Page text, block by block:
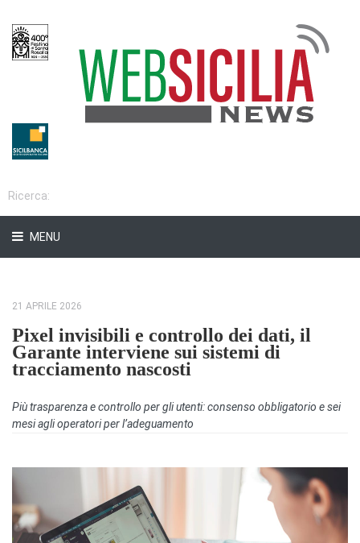
MENU
21 APRILE 2026
Pixel invisibili e controllo dei dati, il
Garante interviene sui sistemi di
tracciamento nascosti
Più trasparenza e controllo per gli utenti: consenso obbligatorio e sei
mesi agli operatori per l’adeguamento